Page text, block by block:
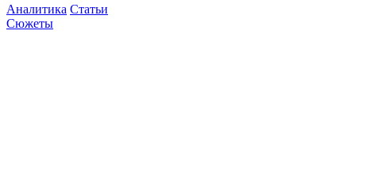
Аналитика Статьи
Сюжеты